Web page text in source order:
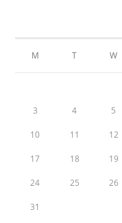
M T W
3 4 5
10 11 12
17 18 19
24 25 26
31